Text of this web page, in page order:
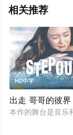
相关推荐
HD中字
出走 哥哥的彼界
本作的舞台是音乐